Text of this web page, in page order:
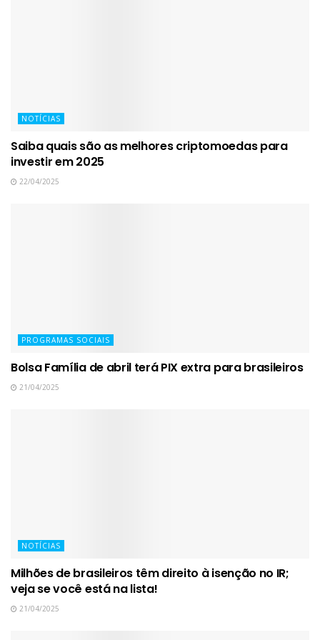
NOTÍCIAS
Saiba quais são as melhores criptomoedas para
investir em 2025
22/04/2025
PROGRAMAS SOCIAIS
Bolsa Família de abril terá PIX extra para brasileiros
21/04/2025
NOTÍCIAS
Milhões de brasileiros têm direito à isenção no IR;
veja se você está na lista!
21/04/2025